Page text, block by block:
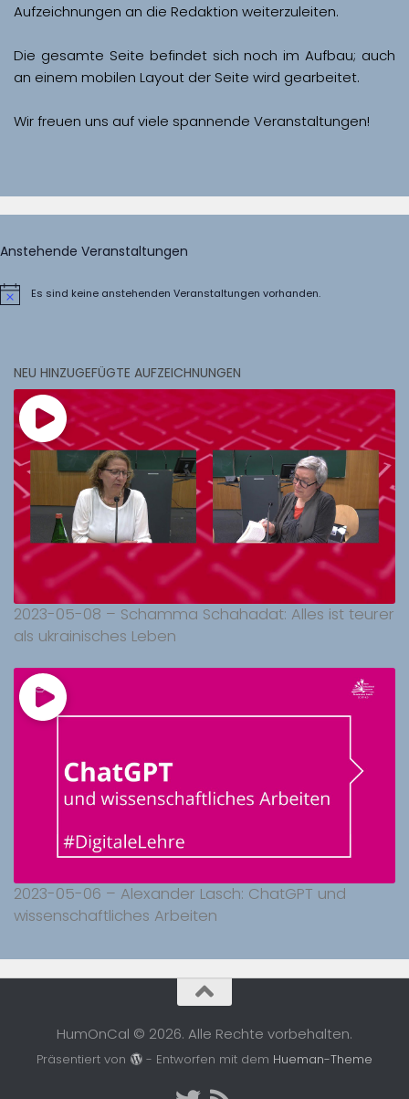
Aufzeichnungen an die Redaktion weiterzuleiten.
Die gesamte Seite befindet sich noch im Aufbau; auch
Wir freuen uns auf viele spannende Veranstaltungen!
Anstehende Veranstaltungen
HinweisEs sind keine anstehenden Veranstaltungen vorhanden.
NEU HINZUGEFÜGTE AUFZEICHNUNGEN
2023-05-08 – Schamma Schahadat: Alles ist teurer
als ukrainisches Leben
2023-05-06 – Alexander Lasch: ChatGPT und
wissenschaftliches Arbeiten
HumOnCal © 2026. Alle Rechte vorbehalten.
Präsentiert von - Entworfen mit dem Hueman-Theme